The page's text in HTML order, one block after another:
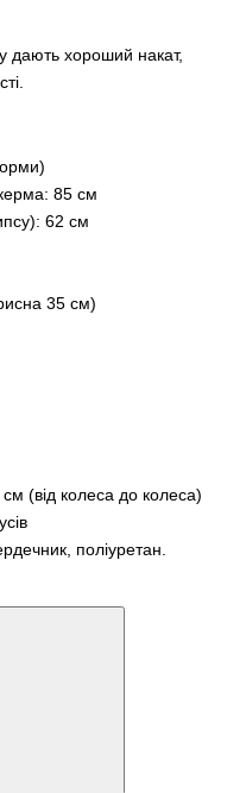
дають хороший накат,
85 см
62 см
35 см)
(від колеса до колеса)
поліуретан.